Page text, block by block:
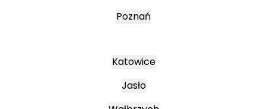
Poznań
Katowice
Jasło